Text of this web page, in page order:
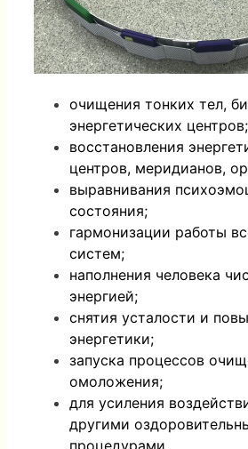
очищения тонких тел,
энергетических центров;
восстановления
центров, меридианов,
выравнивания
состояния;
гармонизации работы
систем;
наполнения человека
энергией;
снятия усталости и
энергетики;
запуска процессов
омоложения;
для усиления
другими